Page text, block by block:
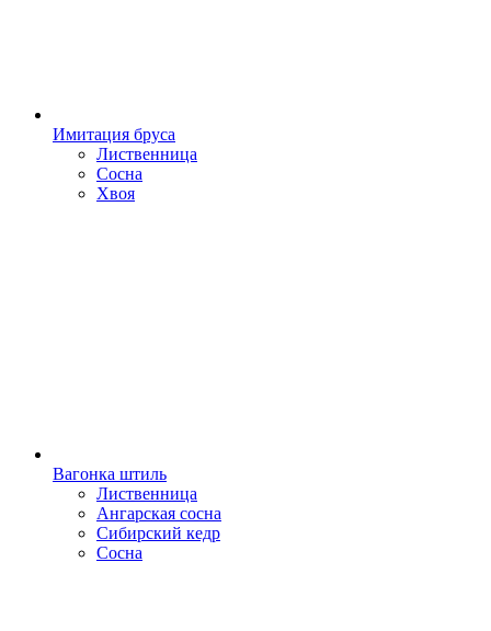
Имитация бруса
Лиственница
Сосна
Хвоя
Вагонка штиль
Лиственница
Ангарская сосна
Сибирский кедр
Сосна